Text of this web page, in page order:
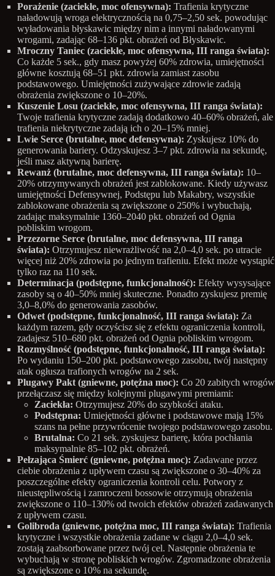
Porażenie (zaciekłe, moc ofensywna): Trafienia krytyczne
naładowują wroga elektrycznością na 0,75–2,50 sek. powodując
wyładowania błyskawic między nim a innymi naładowanymi
wrogami, zadając 68–136 pkt. obrażeń od Błyskawic.
Mroczny Taniec (zaciekłe, moc ofensywna, III ranga świata):
Co każde 5 sek., gdy masz powyżej 60% zdrowia, umiejętności
główne kosztują 68–51 pkt. zdrowia zamiast zasobu
podstawowego. Umiejętności zużywające zdrowie zadają
obrażenia zwiększone o 10–20%.
Kuszenie Losu (zaciekłe, moc ofensywna, III ranga świata):
Twoje trafienia krytyczne zadają dodatkowo 40–60% obrażeń, ale
trafienia niekrytyczne zadają ich o 20–15% mniej.
Lwie Serce (brutalne, moc defensywna): Zyskujesz 10% do
generowania bariery. Odzyskujesz 3–7 pkt. zdrowia na sekundę,
jeśli masz aktywną barierę.
Rewanż (brutalne, moc defensywna, III ranga świata): 10–
20% otrzymywanych obrażeń jest zablokowane. Kiedy używasz
umiejętności Defensywnej, Podstępu lub Makabry, wszystkie
zablokowane obrażenia są zwiększone o 250% i wybuchają,
zadając maksymalnie 1360–2040 pkt. obrażeń od Ognia
pobliskim wrogom.
Przezorne Serce (brutalne, moc defensywna, III ranga
świata): Otrzymujesz niewrażliwość na 2,0–4,0 sek. po utracie
więcej niż 20% zdrowia po jednym trafieniu. Efekt może wystąpić
tylko raz na 110 sek.
Determinacja (podstępne, funkcjonalność): Efekty wysysające
zasoby są o 40–50% mniej skuteczne. Ponadto zyskujesz premię
3,0–8,0% do generowania zasobów.
Odwet (podstępne, funkcjonalność, III ranga świata): Za
każdym razem, gdy oczyścisz się z efektu ograniczenia kontroli,
zadajesz 510–680 pkt. obrażeń od Ognia pobliskim wrogom.
Rozmyślność (podstępne, funkcjonalność, III ranga świata):
Po wydaniu 150–200 pkt. podstawowego zasobu, twój następny
atak ogłusza trafionych wrogów na 2 sek.
Plugawy Pakt (gniewne, potężna moc): Co 20 zabitych wrogów
przełączasz się między kolejnymi plugawymi premiami:
Zaciekła: Otrzymujesz 20% do szybkości ataku.
Podstępna: Umiejętności główne i podstawowe mają 15%
szans na pełne przywrócenie twojego podstawowego zasobu.
Brutalna: Co 21 sek. zyskujesz barierę, która pochłania
maksymalnie 85–102 pkt. obrażeń.
Pełzająca Śmierć (gniewne, potężna moc): Zadawane przez
ciebie obrażenia z upływem czasu są zwiększone o 30–40% za
poszczególne efekty ograniczenia kontroli celu. Potwory z
nieustępliwością i zamroczeni bossowie otrzymują obrażenia
zwiększone o 110–130% od twoich efektów obrażeń zadawanych
z upływem czasu.
Golibroda (gniewne, potężna moc, III ranga świata): Trafienia
krytyczne i wszystkie obrażenia zadane w ciągu 2,0–4,0 sek.
zostają zaabsorbowane przez twój cel. Następnie obrażenia te
wybuchają w stronę pobliskich wrogów. Zgromadzone obrażenia
są zwiększone o 10% na sekundę.